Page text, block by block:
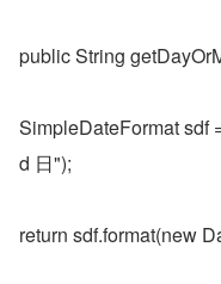
public String
SimpleDateFormat sdf
d 日");
return sdf.format(new